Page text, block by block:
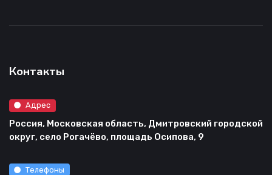
Контакты
Адрес
Россия, Московская область, Дмитровский городской
округ, село Рогачёво, площадь Осипова, 9
Телефоны